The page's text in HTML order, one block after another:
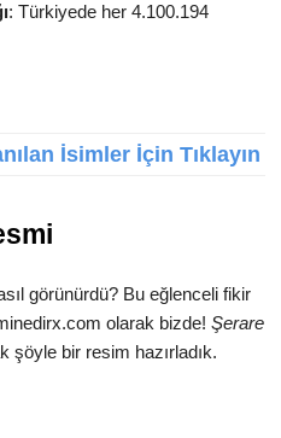
: Türkiyede her 4.100.194
İsimler İçin Tıklayın
görünürdü? Bu eğlenceli fikir
olarak bizde!Şerare
şöyle bir resim hazırladık.